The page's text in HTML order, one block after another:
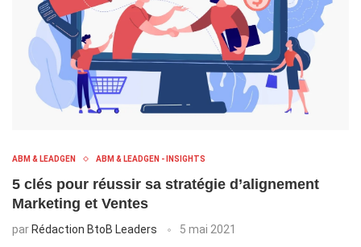
ABM & LEADGEN ABM & LEADGEN - INSIGHTS
5 clés pour réussir sa stratégie d’alignement
Marketing et Ventes
par Rédaction BtoB Leaders 5 mai 2021